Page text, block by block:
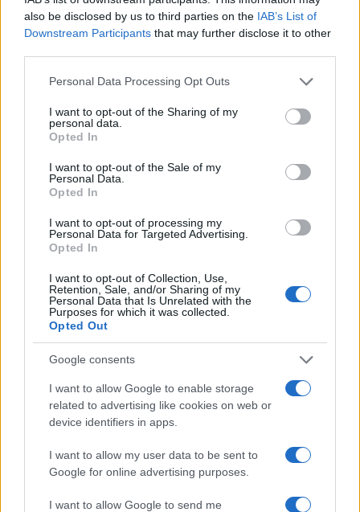
also be disclosed by us to third parties on the IAB’s List of
Downstream Participants that may further disclose it to other
Please note that this website/app uses one or more Google
not limited to your visit or usage behaviour. You may click to
grant or deny consent to Google and its third-party tags to
use your data for below specified purposes in below Google
consent section.
Personal Data Processing Opt Outs
I want to opt-out of the Sharing of my
personal data.
Opted In
I want to opt-out of the Sale of my
Personal Data.
Opted In
I want to opt-out of processing my
Personal Data for Targeted Advertising.
Opted In
I want to opt-out of Collection, Use,
Retention, Sale, and/or Sharing of my
Personal Data that Is Unrelated with the
Purposes for which it was collected.
Opted Out
Google consents
I want to allow Google to enable storage
related to advertising like cookies on web or
device identifiers in apps.
I want to allow my user data to be sent to
Google for online advertising purposes.
I want to allow Google to send me
Continue lendo